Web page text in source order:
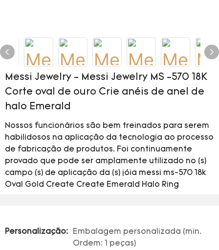
Messi Jewelry - Messi Jewelry MS -570 18K
Corte oval de ouro Crie anéis de anel de
halo Emerald
Nossos funcionários são bem treinados para serem
habilidosos na aplicação da tecnologia ao processo
de fabricação de produtos. Foi continuamente
provado que pode ser amplamente utilizado no (s)
campo (s) de aplicação da (s) jóia messi ms-570 18k
Oval Gold Create Create Emerald Halo Ring
Personalização:
Embalagem personalizada (min.
Ordem: 1 peças)